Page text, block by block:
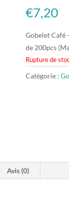
€7,20
Gobelet Café
de 200pcs
Rupture de
Catégorie :
Avis (0)